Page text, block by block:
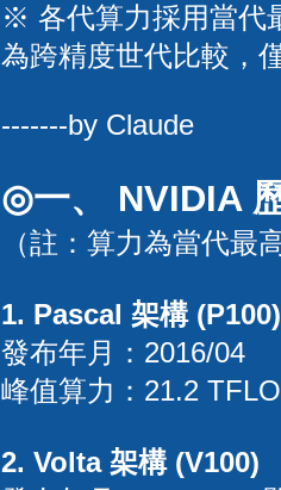
※ 各代算力採用當代
為跨精度世代比較，
-------by Claude
◎一、 NVIDIA
（註：算力為當代最
1. Pascal 架構 (P100)
發布年月：2016/04
峰值算力：21.2
2. Volta 架構 (V100)